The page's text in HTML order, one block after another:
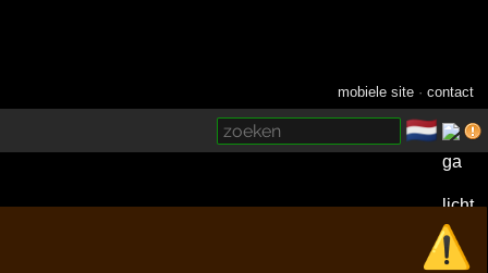
mobiele site ·contact
🇳🇱
⚠️